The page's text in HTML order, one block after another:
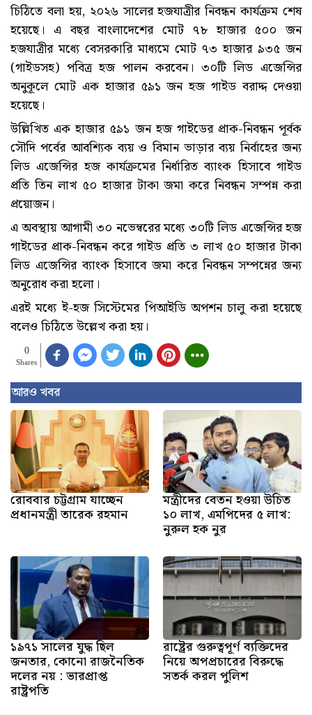
চিঠিতে বলা হয়, ২০২৬ সালের হজযাত্রীর নিবন্ধন কার্যক্রম শেষ
হয়েছে। এ বছর বাংলাদেশের মোট ৭৮ হাজার ৫০০ জন
হজযাত্রীর মধ্যে বেসরকারি মাধ্যমে মোট ৭৩ হাজার ৯৩৫ জন
(গাইডসহ) পবিত্র হজ পালন করবেন। ৩০টি লিড এজেন্সির
অনুকূলে মোট এক হাজার ৫৯১ জন হজ গাইড বরাদ্দ দেওয়া
হয়েছে।
উল্লিখিত এক হাজার ৫৯১ জন হজ গাইডের প্রাক-নিবন্ধন পূর্বক
সৌদি পর্বের আবশ্যিক ব্যয় ও বিমান ভাড়ার ব্যয় নির্বাহের জন্য
লিড এজেন্সির হজ কার্যক্রমের নির্ধারিত ব্যাংক হিসাবে গাইড
প্রতি তিন লাখ ৫০ হাজার টাকা জমা করে নিবন্ধন সম্পন্ন করা
প্রয়োজন।
এ অবস্থায় আগামী ৩০ নভেম্বরের মধ্যে ৩০টি লিড এজেন্সির হজ
গাইডের প্রাক-নিবন্ধন করে গাইড প্রতি ৩ লাখ ৫০ হাজার টাকা
লিড এজেন্সির ব্যাংক হিসাবে জমা করে নিবন্ধন সম্পন্নের জন্য
অনুরোধ করা হলো।
এরই মধ্যে ই-হজ সিস্টেমের পিআইডি অপশন চালু করা হয়েছে
বলেও চিঠিতে উল্লেখ করা হয়।
0
Shares
আরও খবর
রোববার চট্টগ্রাম যাচ্ছেন
প্রধানমন্ত্রী তারেক রহমান
মন্ত্রীদের বেতন হওয়া উচিত
১০ লাখ, এমপিদের ৫ লাখ:
নুরুল হক নুর
১৯৭১ সালের যুদ্ধ ছিল
জনতার, কোনো রাজনৈতিক
দলের নয় : ভারপ্রাপ্ত
রাষ্ট্রপতি
রাষ্ট্রের গুরুত্বপূর্ণ ব্যক্তিদের
নিয়ে অপপ্রচারের বিরুদ্ধে
সতর্ক করল পুলিশ